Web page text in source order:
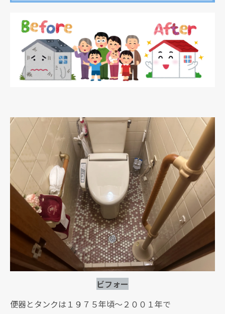
ビフォー
便器とタンクは１９７５年頃～２００１年で